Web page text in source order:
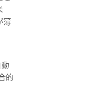
薄
的